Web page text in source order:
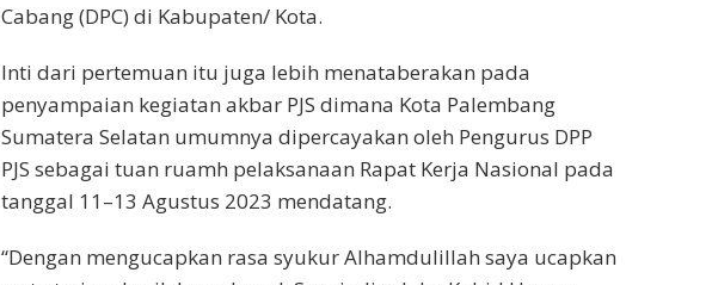
Cabang (DPC) di Kabupaten/ Kota.
Inti dari pertemuan itu juga lebih menataberakan pada
penyampaian kegiatan akbar PJS dimana Kota Palembang
Sumatera Selatan umumnya dipercayakan oleh Pengurus DPP
PJS sebagai tuan ruamh pelaksanaan Rapat Kerja Nasional pada
tanggal 11–13 Agustus 2023 mendatang.
“Dengan mengucapkan rasa syukur Alhamdulillah saya ucapkan